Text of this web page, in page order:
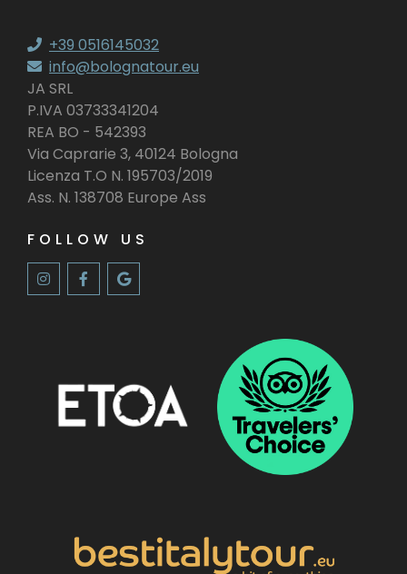
+39 0516145032
info@bolognatour.eu
JA SRL
P.IVA 03733341204
REA BO - 542393
Via Caprarie 3, 40124 Bologna
Licenza T.O N. 195703/2019
Ass. N. 138708 Europe Ass
FOLLOW US